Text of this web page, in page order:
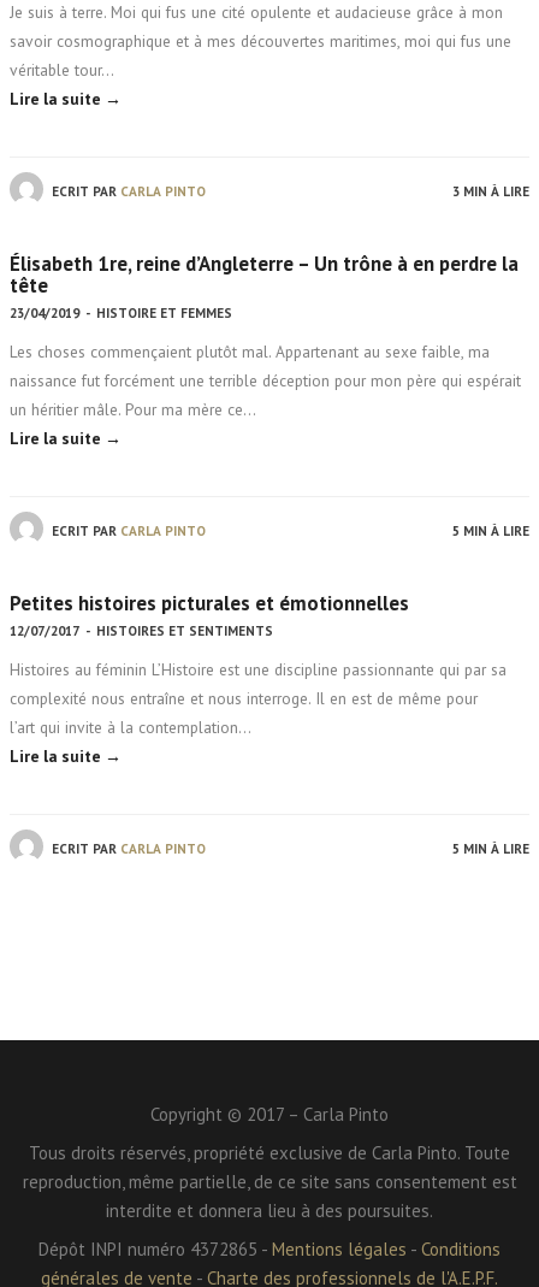
Je suis à terre. Moi qui fus une cité opulente et audacieuse grâce à mon
savoir cosmographique et à mes découvertes maritimes, moi qui fus une
véritable tour…
Lire la suite →
ECRIT PAR CARLA PINTO 3 MIN À LIRE
Élisabeth 1re, reine d’Angleterre – Un trône à en perdre la
tête
23/04/2019 - HISTOIRE ET FEMMES
Les choses commençaient plutôt mal. Appartenant au sexe faible, ma
naissance fut forcément une terrible déception pour mon père qui espérait
un héritier mâle. Pour ma mère ce…
Lire la suite →
ECRIT PAR CARLA PINTO 5 MIN À LIRE
Petites histoires picturales et émotionnelles
12/07/2017 - HISTOIRES ET SENTIMENTS
Histoires au féminin L’Histoire est une discipline passionnante qui par sa
complexité nous entraîne et nous interroge. Il en est de même pour
l’art qui invite à la contemplation…
Lire la suite →
ECRIT PAR CARLA PINTO 5 MIN À LIRE
Copyright © 2017 – Carla Pinto
Tous droits réservés, propriété exclusive de Carla Pinto. Toute
reproduction, même partielle, de ce site sans consentement est
interdite et donnera lieu à des poursuites.
Dépôt INPI numéro 4372865 - Mentions légales - Conditions
générales de vente - Charte des professionnels de l'A.E.P.F.